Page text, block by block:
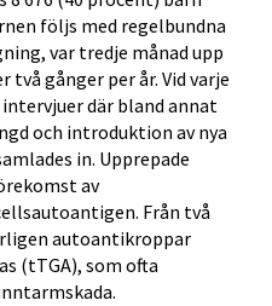
följs med regelbundna
var tredje månad upp
gånger per år. Vid varje
där bland annat
och introduktion av nya
in. Upprepade
av
Från två
autoantikroppar
(tTGA), som ofta